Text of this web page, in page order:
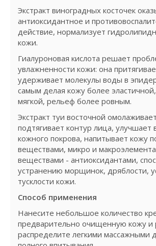
Экстракт виноградных косточек
антиоксидантное и
действие, нормализует
кожи.
Гиалуроновая кислота решает
увлажненности кожи: она
удерживает молекулы воды в
самым делая кожу более
мягкой, рельеф более ровным.
Экстракт туи восточной
подтягивает контур лица,
кожного покрова, напитывает кожу
веществами, микро и
веществами - антиоксидантами,
устранению морщинок, дряблости,
тусклости кожи.
Способ применения
Нанесите небольшое количество
предварительно очищенную кожу и
распределите легкими массажными